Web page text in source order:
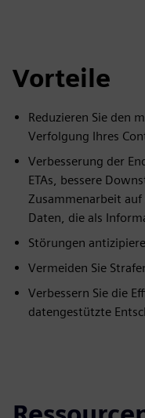
Vorteile
Reduzieren Sie den
Verfolgung Ihres
Verbesserung der
ETAs, bessere
Zusammenarbeit
Daten, die als
Störungen
Vermeiden Sie
Verbessern Sie die
datengestützte